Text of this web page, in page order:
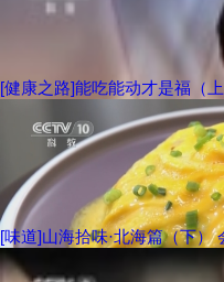
[健康之路]能吃能动才是福（
[味道]山海拾味·北海篇（下）